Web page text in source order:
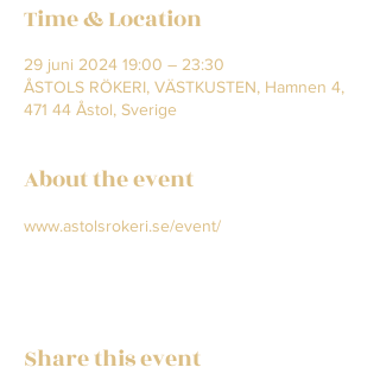
Time & Location
29 juni 2024 19:00 – 23:30
ÅSTOLS RÖKERI, VÄSTKUSTEN, Hamnen 4,
471 44 Åstol, Sverige
About the event
www.astolsrokeri.se/event/
Share this event